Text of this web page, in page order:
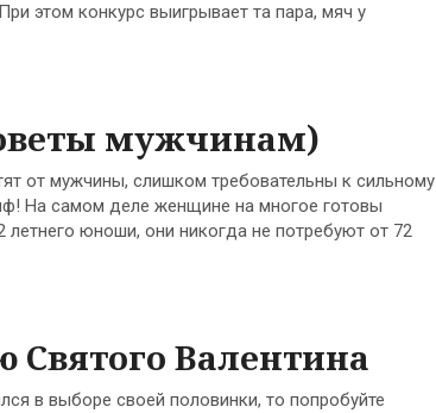
этом конкурс выигрывает та пара, мяч у
мужчинам)
от мужчины, слишком требовательны к сильному
На самом деле женщине на многое готовы
юноши, они никогда не потребуют от 72
Валентина
в выборе своей половинки, то попробуйте